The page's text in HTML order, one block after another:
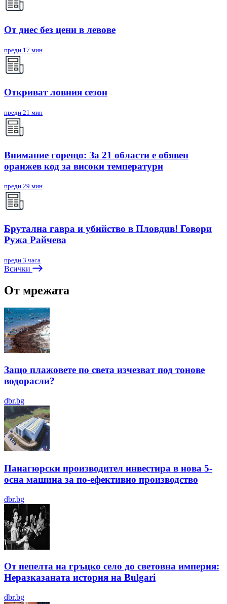
От днес без цени в левове
преди 17 мин
Откриват ловния сезон
преди 21 мин
Внимание горещо: За 21 области е обявен
оранжев код за високи температури
преди 29 мин
Брутална гавра и убийство в Пловдив! Говори
Ружа Райчева
преди 3 часа
Всички
От мрежата
Защо плажовете по света изчезват под тонове
водорасли?
dbr.bg
Панагюрски производител инвестира в нова 5-
осна машина за по-ефективно производство
dbr.bg
От пепелта на гръцко село до световна империя:
Неразказаната история на Bulgari
dbr.bg